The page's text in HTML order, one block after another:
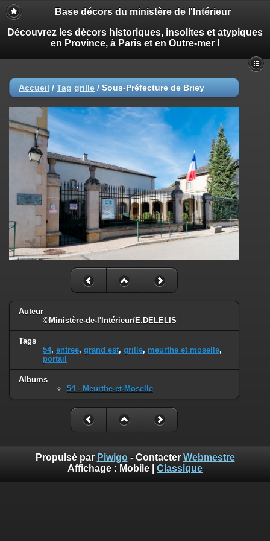
Base décors du ministère de l'Intérieur
Découvrez les décors historiques, insolites et atypiques
en Province, à Paris et en Outre-mer !
Accueil / Tag grille / Sous-Préfecture de Briey
Auteur
©Ministère-de-l'Intérieur/E.DELELIS
Tags
54, entree, grand est, grille, meurthe et moselle,
portail
Albums
54 - Meurthe-et-Moselle
Propulsé par Piwigo- Contacter Webmestre
Affichage : Mobile Classique